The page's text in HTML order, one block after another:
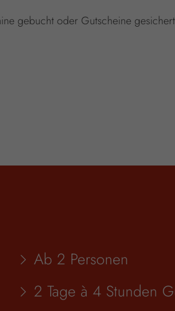
gebucht oder Gutscheine gesichert
Ab 2 Personen
2 Tage à 4 Stunden